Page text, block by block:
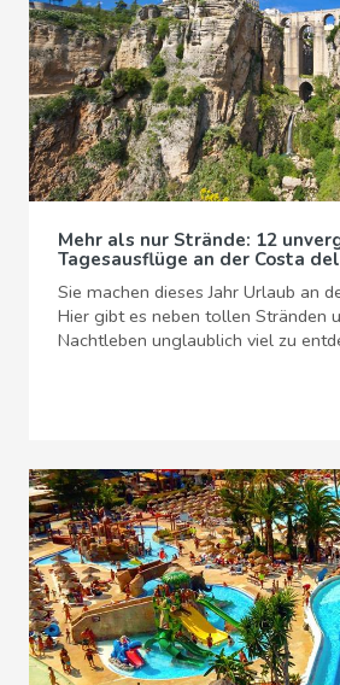
Mehr als nur Strände: 12
Tagesausflüge an der Costa
Sie machen dieses Jahr Urlaub an
Hier gibt es neben tollen Stränden
Nachtleben unglaublich viel zu